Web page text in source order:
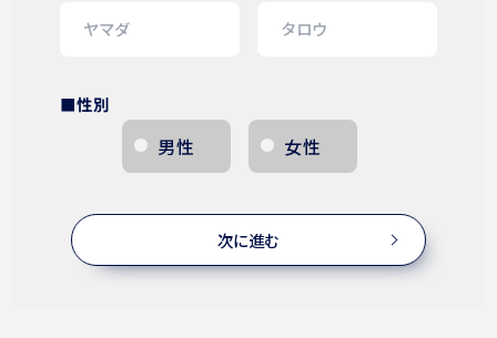
■性別
男性 女性
次に進む